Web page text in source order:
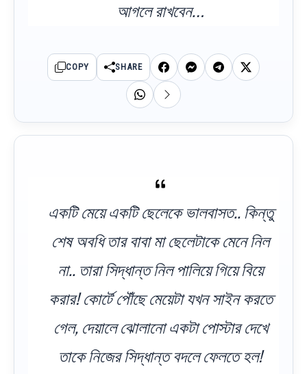
আগলে রাখবেন…
COPY SHARE
একটি মেয়ে একটি ছেলেকে ভালবাসত.. কিন্তু
শেষ অবধি তার বাবা মা ছেলেটাকে মেনে নিল
না.. তারা সিদ্ধান্ত নিল পালিয়ে গিয়ে বিয়ে
করার! কোর্টে পৌঁছে মেয়েটা যখন সাইন করতে
গেল, দেয়ালে ঝোলানো একটা পোস্টার দেখে
তাকে নিজের সিদ্ধান্ত বদলে ফেলতে হল!